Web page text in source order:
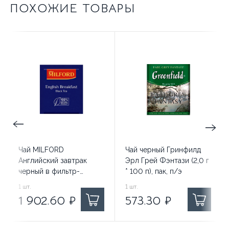
ПОХОЖИЕ ТОВАРЫ
Чай MILFORD
Английский завтрак
черный в фильтр-
1 902.60
1 шт.
1 902.60 ₽
Чай черный Гринфилд
Эрл Грей Фэнтази (2,0 г
* 100 п), пак, п/э
573.30
1 шт.
573.30 ₽